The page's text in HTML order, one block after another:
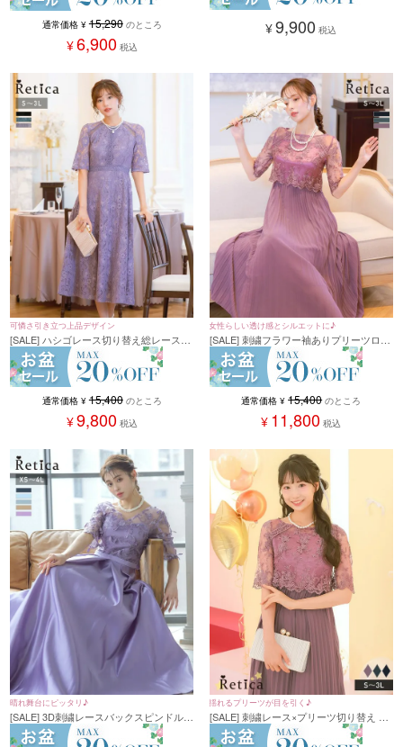
通常価格 ¥ 15,290 のところ
¥6,900 税込
¥9,900 税込
可憐さ引き立つ上品デザイン
[SALE] ハシゴレース切り替え総レースロ
ング丈ワンピースドレス (Sサイズ～3Lサ
イズ)
通常価格 ¥ 15,400 のところ
¥9,800 税込
女性らしい透け感とシルエットに♪
[SALE] 刺繍フラワー袖ありプリーツロン
グスカートパーティードレス (Sサイズ～
3Lサイズ)
通常価格 ¥ 15,400 のところ
¥ 11,800 税込
晴れ舞台にピッタリ♪
[SALE] 3D刺繍レースバックスピンドルマ
キシロング丈パーティードレス (XSサイ
揺れるプリーツが目を引く♪
[SALE] 刺繍レース×プリーツ切り替え 五
分袖 袖あり ロングスカート パーティー